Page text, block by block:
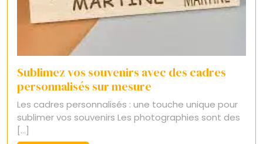
Sublimez vos souvenirs avec des cadres
personnalisés sur mesure
Les cadres personnalisés : une touche unique pour
sublimer vos souvenirs Les photographies sont des
[...]